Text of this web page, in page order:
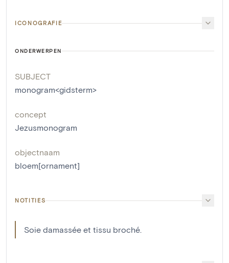
ICONOGRAFIE
ONDERWERPEN
SUBJECT
monogram<gidsterm>
concept
Jezusmonogram
objectnaam
bloem[ornament]
NOTITIES
Soie damassée et tissu broché.